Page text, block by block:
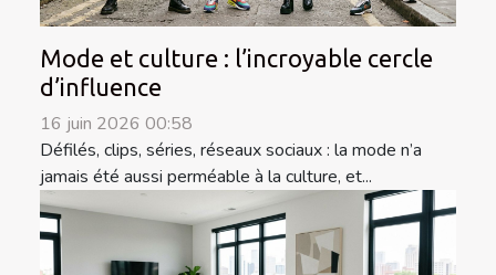
Mode et culture : l’incroyable cercle
d’influence
16 juin 2026 00:58
Défilés, clips, séries, réseaux sociaux : la mode n’a
jamais été aussi perméable à la culture, et...